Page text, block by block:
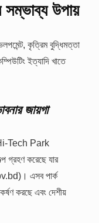
সম্ভাব্য উপায়
কৃত্রিম বুদ্ধিমত্তা
ইত্যাদি খাতে
জায়গা
Hi-Tech Park
গ্রহণ করেছে যার
এসব পার্ক
করছে এবং দেশীয়